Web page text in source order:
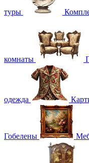
туры
комнаты
одежда
Гобелены